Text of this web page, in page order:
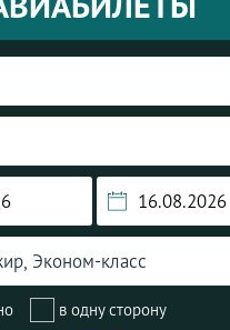
Эконом-класс
в одну сторону